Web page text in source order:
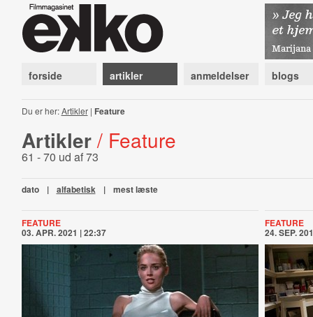
forside artikler anmeldelser blogs
Du er her:Artikler| Feature
Artikler / Feature
61 - 70 ud af 73
dato | alfabetisk | mest læste
FEATURE
03. APR. 2021 | 22:37
FEATURE
24. SEP.